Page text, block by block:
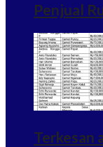
Penjual
Terkesan